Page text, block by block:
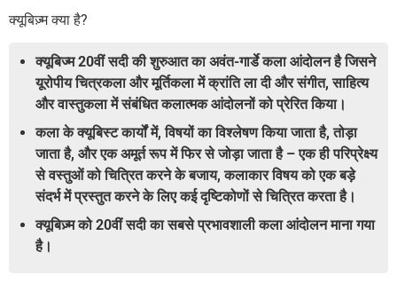
क्यूबिज़्म क्या है?
क्यूबिज्म 20वीं सदी की शुरुआत का अवंत-गार्डे कला आंदोलन है जिसने
यूरोपीय चित्रकला और मूर्तिकला में क्रांति ला दी और संगीत, साहित्य
और वास्तुकला में संबंधित कलात्मक आंदोलनों को प्रेरित किया।
कला के क्यूबिस्ट कार्यों में, विषयों का विश्लेषण किया जाता है, तोड़ा
जाता है, और एक अमूर्त रूप में फिर से जोड़ा जाता है – एक ही परिप्रेक्ष्य
से वस्तुओं को चित्रित करने के बजाय, कलाकार विषय को एक बड़े
संदर्भ में प्रस्तुत करने के लिए कई दृष्टिकोणों से चित्रित करता है।
क्यूबिज़्म को 20वीं सदी का सबसे प्रभावशाली कला आंदोलन माना गया
है।